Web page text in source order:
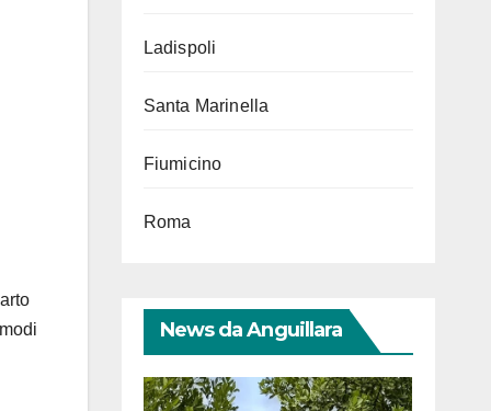
Ladispoli
Santa Marinella
Fiumicino
Roma
News da Anguillara